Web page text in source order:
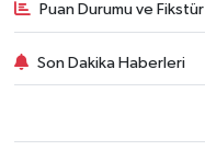
Puan Durumu ve Fikstür
Son Dakika Haberleri